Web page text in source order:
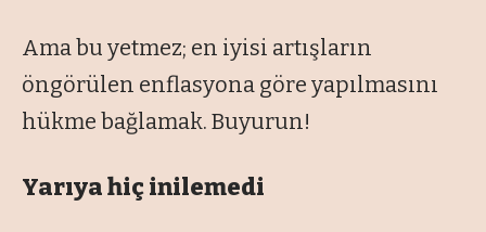
Ama bu yetmez; en iyisi artışların
öngörülen enflasyona göre yapılmasını
hükme bağlamak. Buyurun!
Yarıya hiç inilemedi